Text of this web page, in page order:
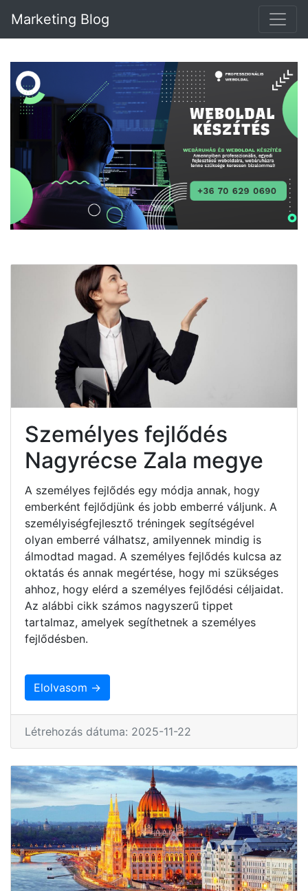
Marketing Blog
Személyes fejlődés
Nagyrécse Zala megye
A személyes fejlődés egy módja annak, hogy
emberként fejlődjünk és jobb emberré váljunk. A
személyiségfejlesztő tréningek segítségével
olyan emberré válhatsz, amilyennek mindig is
álmodtad magad. A személyes fejlődés kulcsa az
oktatás és annak megértése, hogy mi szükséges
ahhoz, hogy elérd a személyes fejlődési céljaidat.
Az alábbi cikk számos nagyszerű tippet
tartalmaz, amelyek segíthetnek a személyes
fejlődésben.
Elolvasom →
Létrehozás dátuma: 2025-11-22